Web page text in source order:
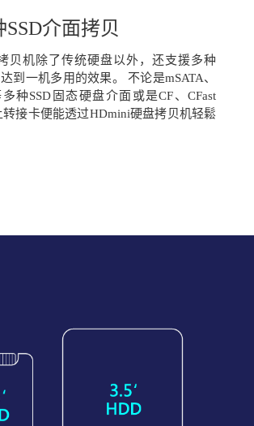
介面拷贝
贝机除了传统硬盘以外，还支援多种
到一机多用的效果。 不论是mSATA、
多种SSD固态硬盘介面或是CF、CFast
接卡便能透过HDmini硬盘拷贝机轻鬆